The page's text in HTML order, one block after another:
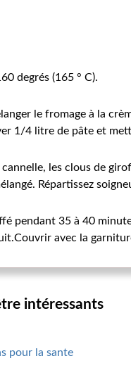
degrés (165 ° C).
le fromage à la
1/4 litre de pâte et
les clous de
Répartissez
pendant 35 à 40
avec la
intéressants
pour la sante